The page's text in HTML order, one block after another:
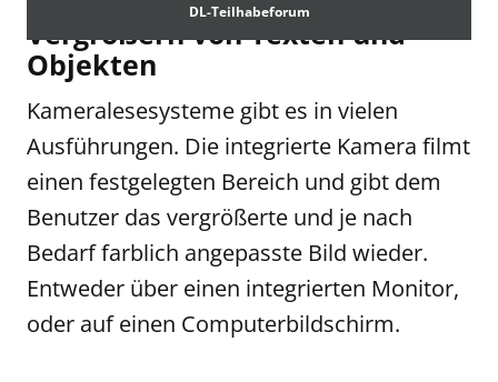
DL-Teilhabeforum
Vergrößern von Texten und
Objekten
Kameralesesysteme gibt es in vielen
Ausführungen. Die integrierte Kamera filmt
einen festgelegten Bereich und gibt dem
Benutzer das vergrößerte und je nach
Bedarf farblich angepasste Bild wieder.
Entweder über einen integrierten Monitor,
oder auf einen Computerbildschirm.